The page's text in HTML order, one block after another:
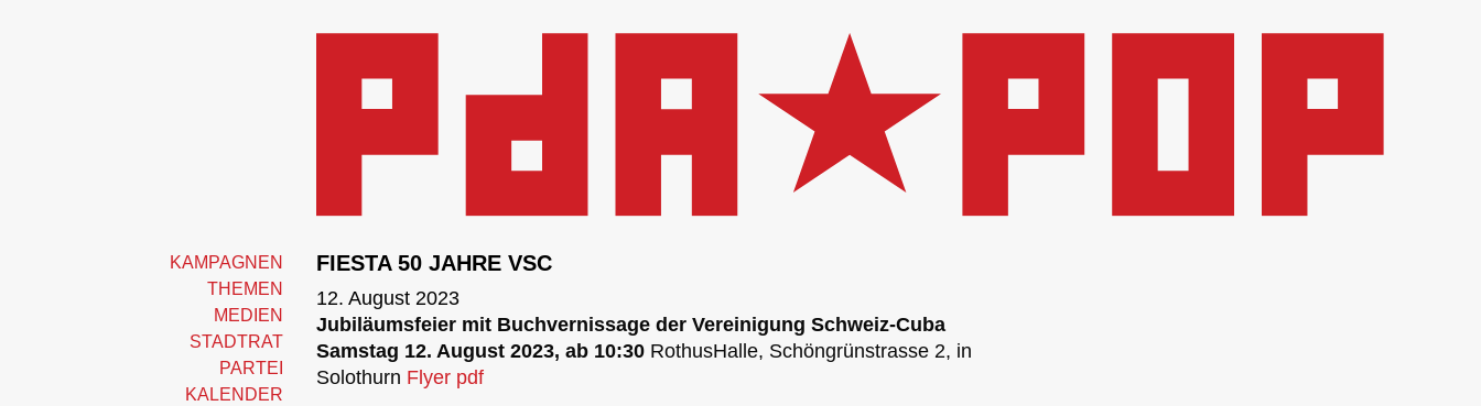
KAMPAGNEN
THEMEN
MEDIEN
STADTRAT
PARTEI
KALENDER
FIESTA 50 JAHRE VSC
12. August 2023
Jubiläumsfeier mit Buchvernissage der Vereinigung Schweiz-Cuba
Samstag 12. August 2023, ab 10:30 RothusHalle, Schöngrünstrasse 2, in
Solothurn Flyer pdf